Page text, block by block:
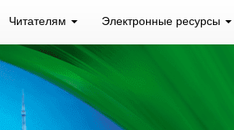
Читателям Электронные ресурсы